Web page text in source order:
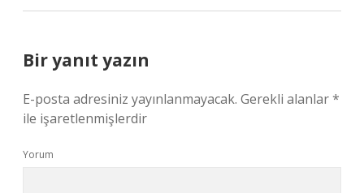
Bir yanıt yazın
E-posta adresiniz yayınlanmayacak. Gerekli alanlar*
ile işaretlenmişlerdir
Yorum